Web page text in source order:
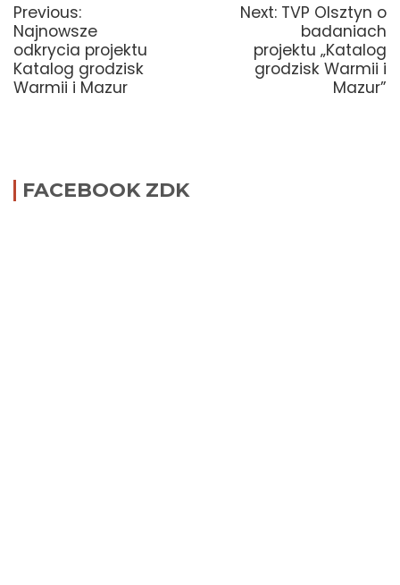
Previous:Previous
post:
Najnowsze
odkrycia projektu
Katalog grodzisk
Warmii i Mazur
Next: Next
post:
TVP Olsztyn o
badaniach
projektu „Katalog
grodzisk Warmii i
Mazur”
FACEBOOK ZDK